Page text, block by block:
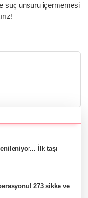
suç unsuru içermemesi
İlk taşı
273 sikke ve